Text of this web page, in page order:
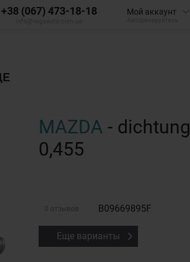
+38 (067) 473-18-18 Мой аккаунт
MAZDA -
0,455
0 отзывов B09669895F
Еще варианты